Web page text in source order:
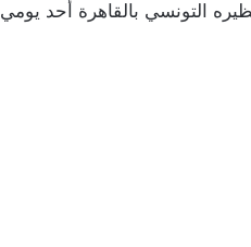
أحد يومي 19 و20 مايو في مواجهة الإياب.